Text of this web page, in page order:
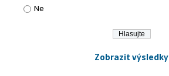
Ne
Zobrazit výsledky